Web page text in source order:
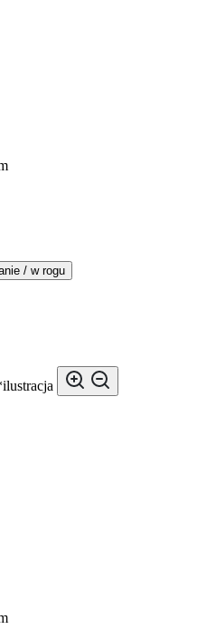
/ w rogu